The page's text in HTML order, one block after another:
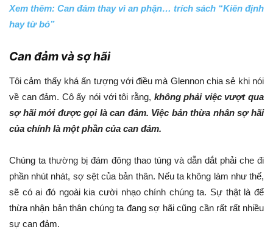
Xem thêm: Can đảm thay vì an phận… trích sách “Kiên định
hay từ bỏ”
Can đảm và sợ hãi
Tôi cảm thấy khá ấn tượng với điều mà Glennon chia sẻ khi nói
về can đảm. Cô ấy nói với tôi rằng, không phải việc vượt qua
sợ hãi mới được gọi là can đảm. Việc bản thừa nhân sợ hãi
của chính là một phần của can đảm.
Chúng ta thường bị đám đông thao túng và dẫn dắt phải che đi
phần nhút nhát, sợ sệt của bản thân. Nếu ta không làm như thế,
sẽ có ai đó ngoài kia cười nhạo chính chúng ta. Sự thật là để
thừa nhận bản thân chúng ta đang sợ hãi cũng cần rất rất nhiều
sự can đảm.